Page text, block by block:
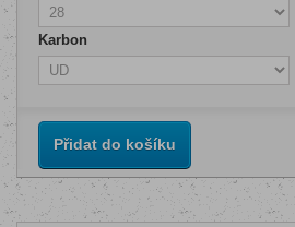
Karbon
Přidat do košíku